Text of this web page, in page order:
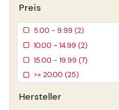
Preis
5.00 - 9.99 (2)
10.00 - 14.99 (2)
15.00 - 19.99 (7)
>= 20.00 (25)
Hersteller